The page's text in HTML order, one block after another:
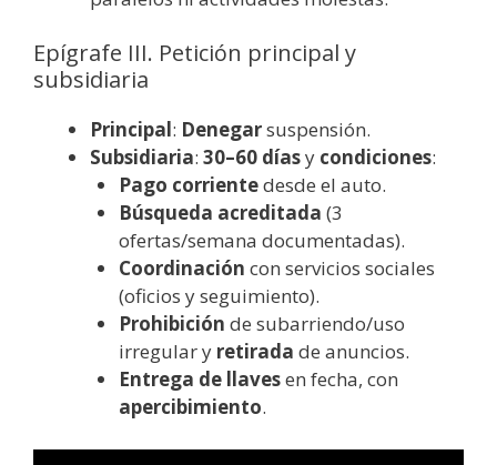
Epígrafe III. Petición principal y
subsidiaria
Principal: Denegarsuspensión.
Subsidiaria: 30–60 díasy condiciones:
Pago corrientedesde el auto.
Búsqueda acreditada (3
ofertas/semana documentadas).
Coordinación con servicios sociales
(oficios y seguimiento).
Prohibición de subarriendo/uso
irregular y retirada de anuncios.
Entrega de llavesen fecha, con
apercibimiento.